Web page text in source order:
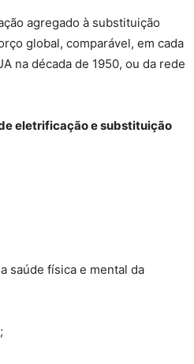
agregado à substituição
global, comparável, em cada
na década de 1950, ou da rede
eletrificação e substituição
física e mental da